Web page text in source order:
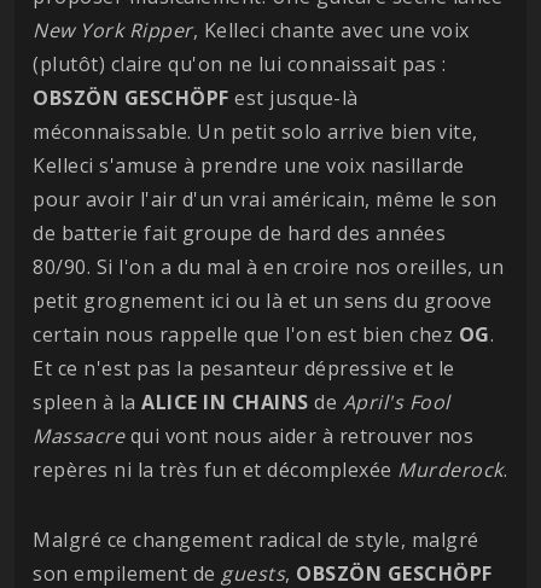
New York Ripper, Kelleci chante avec une voix
(plutôt) claire qu'on ne lui connaissait pas :
OBSZÖN GESCHÖPF est jusque-là
méconnaissable. Un petit solo arrive bien vite,
Kelleci s'amuse à prendre une voix nasillarde
pour avoir l'air d'un vrai américain, même le son
de batterie fait groupe de hard des années
80/90. Si l'on a du mal à en croire nos oreilles, un
petit grognement ici ou là et un sens du groove
certain nous rappelle que l'on est bien chez OG.
Et ce n'est pas la pesanteur dépressive et le
spleen à la ALICE IN CHAINS de April's Fool
Massacrequi vont nous aider à retrouver nos
repères ni la très fun et décomplexée Murderock.
Malgré ce changement radical de style, malgré
son empilement de guests, OBSZÖN GESCHÖPF